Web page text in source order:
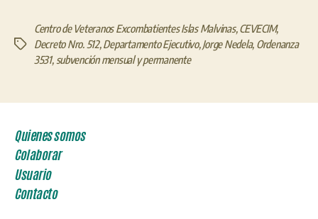
Etiquetas
Centro de Veteranos Excombatientes Islas Malvinas,CEVECIM,
Decreto Nro. 512,Departamento Ejecutivo,Jorge Nedela, Ordenanza
3531, subvención mensual y permanente
Quienes somos
Colaborar
Usuario
Contacto